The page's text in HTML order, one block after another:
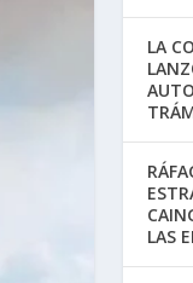
LA
LAS